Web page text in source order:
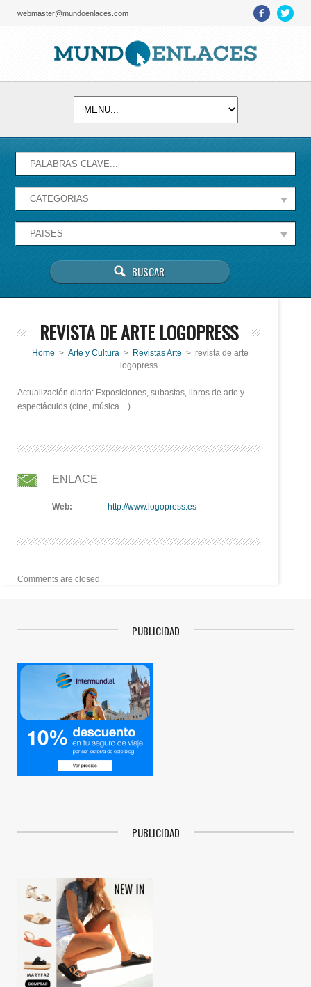
webmaster@mundoenlaces.com
REVISTA DE ARTE LOGOPRESS
Home > Arte y Cultura> Revistas Arte > revista de arte
logopress
Actualización diaria: Exposiciones, subastas, libros de arte y
espectáculos (cine, música…)
ENLACE
Web: http://www.logopress.es
Comments are closed.
PUBLICIDAD
PUBLICIDAD